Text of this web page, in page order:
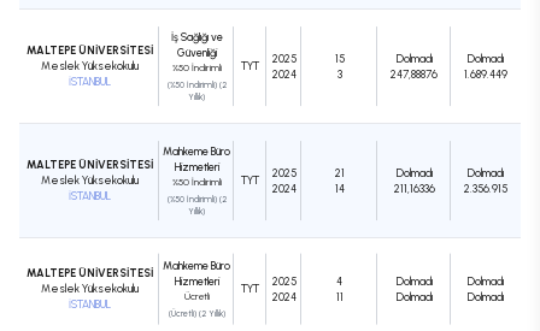
MALTEPE ÜNİVERSİTESİ
Meslek Yüksekokulu
İSTANBUL
İş Sağlığı ve
Güvenliği
%50 İndirimli
(%50 İndirimli) (2
Yıllık)
TYT
2025
2024
15
3
Dolmadı
247,88876
Dolmadı
1.689.449
MALTEPE ÜNİVERSİTESİ
Meslek Yüksekokulu
İSTANBUL
Mahkeme Büro
Hizmetleri
%50 İndirimli
(%50 İndirimli) (2
Yıllık)
TYT
2025
2024
21
14
Dolmadı
211,16336
Dolmadı
2.356.915
MALTEPE ÜNİVERSİTESİ
Meslek Yüksekokulu
İSTANBUL
Mahkeme Büro
Hizmetleri
Ücretli
(Ücretli) (2 Yıllık)
TYT
2025
2024
4
11
Dolmadı
Dolmadı
Dolmadı
Dolmadı